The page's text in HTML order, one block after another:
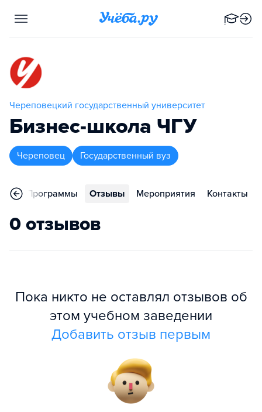
Череповецкий государственный университет
Бизнес-школа ЧГУ
Череповец Государственный вуз
Программы Отзывы Мероприятия Контакты
0 отзывов
Пока никто не оставлял отзывов об
этом учебном заведении
Добавить отзыв первым